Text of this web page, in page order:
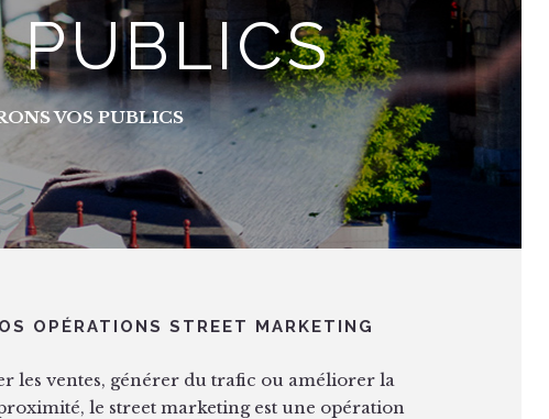
PUBLICS
VOS PUBLICS
OPÉRATIONS STREET MARKETING
les ventes, générer du trafic ou améliorer la
le street marketing est une opération